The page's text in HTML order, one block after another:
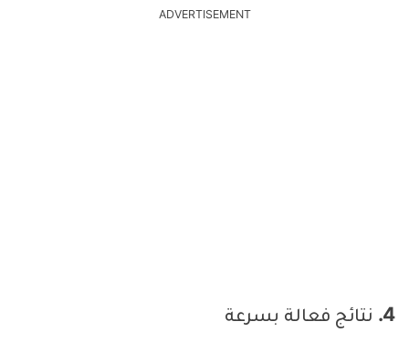
ADVERTISEMENT
4. نتائج فعالة بسرعة